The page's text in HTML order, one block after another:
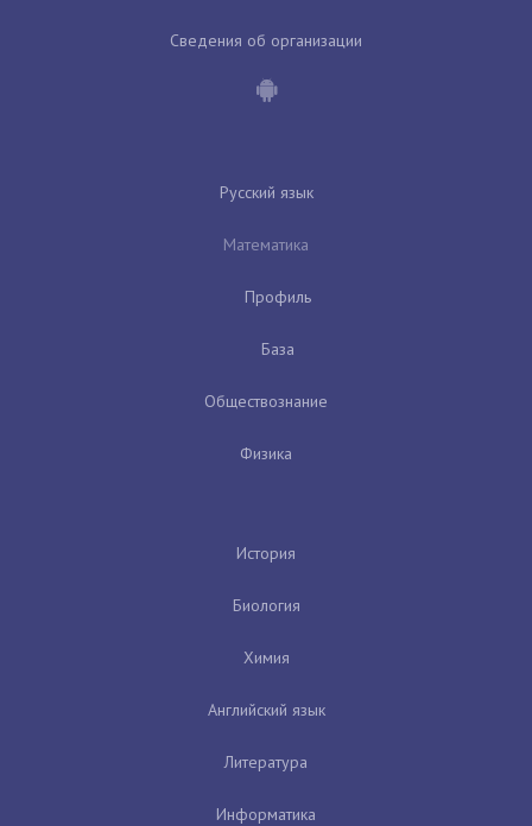
Сведения об организации
Русский язык
Математика
Профиль
База
Обществознание
Физика
История
Биология
Химия
Английский язык
Литература
Информатика